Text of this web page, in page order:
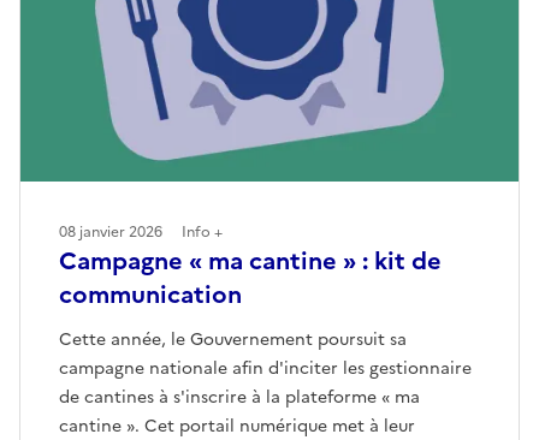
Campagne « ma cantine » : kit de
communication
Cette année, le Gouvernement poursuit sa
campagne nationale afin d'inciter les gestionnaire
de cantines à s'inscrire à la plateforme « ma
cantine ». Cet portail numérique met à leur
08 janvier 2026 Info +